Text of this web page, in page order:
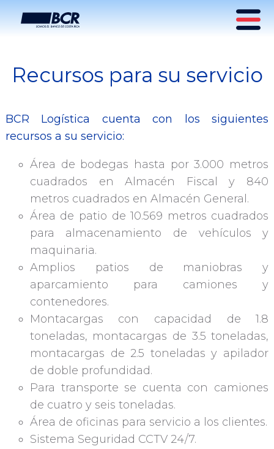
Recursos
Recursos para su servicio
BCR Logística cuenta con los siguientes
recursos a su servicio:
Área de bodegas hasta por 3.000 metros
cuadrados en Almacén Fiscal y 840
metros cuadrados en Almacén General.
Área de patio de 10.569 metros cuadrados
para almacenamiento de vehículos y
maquinaria.
Amplios patios de maniobras y
aparcamiento para camiones y
contenedores.
Montacargas con capacidad de 1.8
toneladas, montacargas de 3.5 toneladas,
montacargas de 2.5 toneladas y apilador
de doble profundidad.
Para transporte se cuenta con camiones
de cuatro y seis toneladas.
Área de oficinas para servicio a los clientes.
Sistema Seguridad CCTV 24/7.